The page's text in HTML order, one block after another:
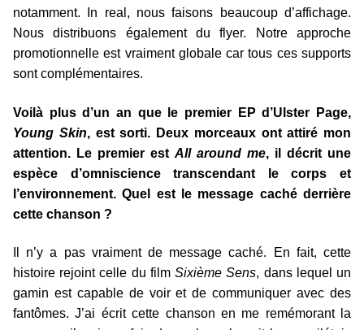
notamment. In real, nous faisons beaucoup d’affichage.
Nous distribuons également du flyer. Notre approche
promotionnelle est vraiment globale car tous ces supports
sont complémentaires.
Voilà plus d’un an que le premier EP d’Ulster Page,
Young Skin, est sorti. Deux morceaux ont attiré mon
attention. Le premier est All around me, il décrit une
espèce d’omniscience transcendant le corps et
l’environnement. Quel est le message caché derrière
cette chanson ?
Il n’y a pas vraiment de message caché. En fait, cette
histoire rejoint celle du filmSixième Sens, dans lequel un
gamin est capable de voir et de communiquer avec des
fantômes. J’ai écrit cette chanson en me remémorant la